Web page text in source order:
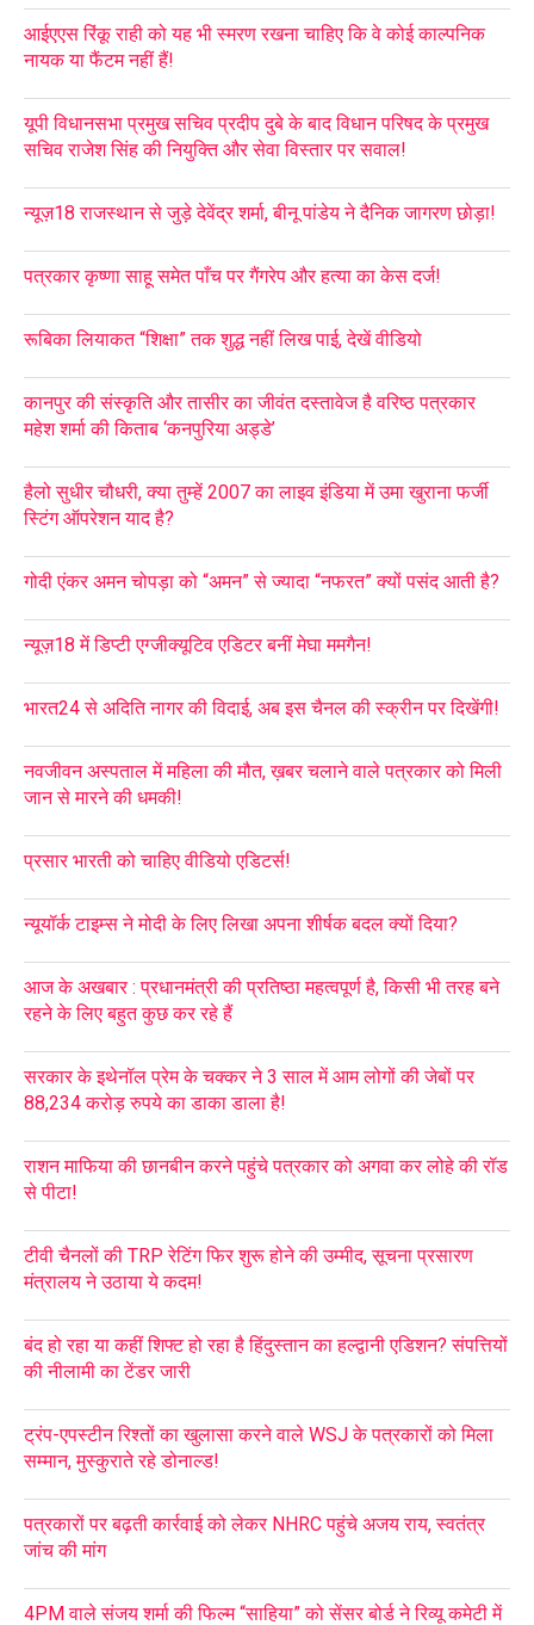
आईएएस रिंकू राही को यह भी स्मरण रखना चाहिए कि वे कोई काल्पनिक
नायक या फैंटम नहीं हैं!
यूपी विधानसभा प्रमुख सचिव प्रदीप दुबे के बाद विधान परिषद के प्रमुख
सचिव राजेश सिंह की नियुक्ति और सेवा विस्तार पर सवाल!
न्यूज़18 राजस्थान से जुड़े देवेंद्र शर्मा, बीनू पांडेय ने दैनिक जागरण छोड़ा!
पत्रकार कृष्णा साहू समेत पाँच पर गैंगरेप और हत्या का केस दर्ज!
रूबिका लियाकत “शिक्षा” तक शुद्ध नहीं लिख पाई, देखें वीडियो
कानपुर की संस्कृति और तासीर का जीवंत दस्तावेज है वरिष्ठ पत्रकार
महेश शर्मा की किताब ‘कनपुरिया अड्डे’
हैलो सुधीर चौधरी, क्या तुम्हें 2007 का लाइव इंडिया में उमा खुराना फर्जी
स्टिंग ऑपरेशन याद है?
गोदी एंकर अमन चोपड़ा को “अमन” से ज्यादा “नफरत” क्यों पसंद आती है?
न्यूज़18 में डिप्टी एग्जीक्यूटिव एडिटर बनीं मेघा ममगैन!
भारत24 से अदिति नागर की विदाई, अब इस चैनल की स्क्रीन पर दिखेंगी!
नवजीवन अस्पताल में महिला की मौत, ख़बर चलाने वाले पत्रकार को मिली
जान से मारने की धमकी!
प्रसार भारती को चाहिए वीडियो एडिटर्स!
न्यूयॉर्क टाइम्स ने मोदी के लिए लिखा अपना शीर्षक बदल क्यों दिया?
आज के अखबार : प्रधानमंत्री की प्रतिष्ठा महत्वपूर्ण है, किसी भी तरह बने
रहने के लिए बहुत कुछ कर रहे हैं
सरकार के इथेनॉल प्रेम के चक्कर ने 3 साल में आम लोगों की जेबों पर
88,234 करोड़ रुपये का डाका डाला है!
राशन माफिया की छानबीन करने पहुंचे पत्रकार को अगवा कर लोहे की रॉड
से पीटा!
टीवी चैनलों की TRP रेटिंग फिर शुरू होने की उम्मीद, सूचना प्रसारण
मंत्रालय ने उठाया ये कदम!
बंद हो रहा या कहीं शिफ्ट हो रहा है हिंदुस्तान का हल्द्वानी एडिशन? संपत्तियों
की नीलामी का टेंडर जारी
ट्रंप-एपस्टीन रिश्तों का खुलासा करने वाले WSJ के पत्रकारों को मिला
सम्मान, मुस्कुराते रहे डोनाल्ड!
पत्रकारों पर बढ़ती कार्रवाई को लेकर NHRC पहुंचे अजय राय, स्वतंत्र
जांच की मांग
4PM वाले संजय शर्मा की फिल्म “साहिया” को सेंसर बोर्ड ने रिव्यू कमेटी में